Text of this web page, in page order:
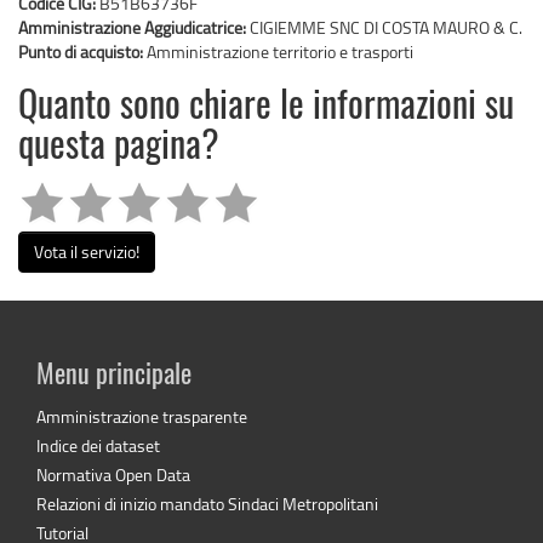
Amministrazione Aggiudicatrice:CIGIEMME SNC DI COSTA MAURO & C.
Punto di acquisto:Amministrazione territorio e trasporti
Quanto sono chiare le informazioni su
questa pagina?
Vota il servizio!
Menu principale
Amministrazione trasparente
Indice dei dataset
Normativa Open Data
Relazioni di inizio mandato Sindaci Metropolitani
Tutorial